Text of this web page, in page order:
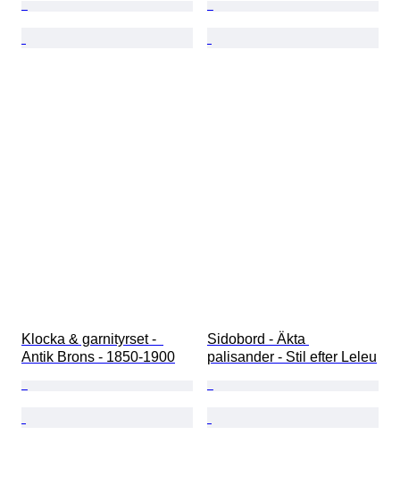
Klocka & garnityrset -
Antik Brons - 1850-1900
Sidobord - Äkta
palisander - Stil efter Leleu